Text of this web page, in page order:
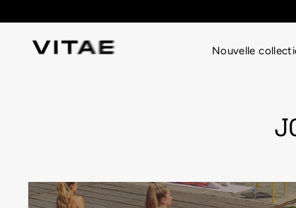
au
contenu
Nouvelle